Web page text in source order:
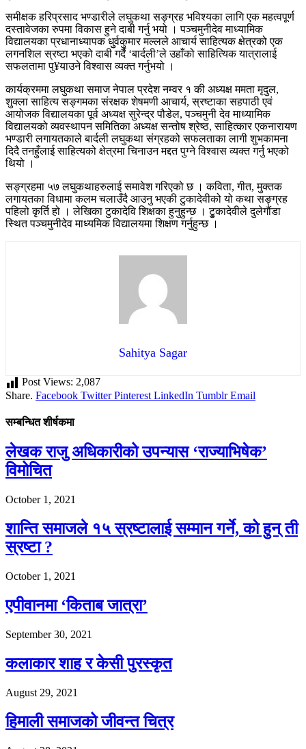
समीक्षक हरिप्रसाद भण्डारीले लघुकथा सङ्ग्रह भविश्यका लागि एक महत्वपूर्ण
दस्तावेजका रुपमा विकास हुने दाबी गर्नु भयो । पञ्चमुनीदेव माध्यामिक
विद्यालयका प्रधानाध्यापक धुुर्वकुमार मल्लले आचार्य साहित्यक क्षेत्रको एक
लगनशिल स्रष्टा भएको दाबी गर्दै ‘बार्दली’ले उहाँको साहित्यिक यात्रालाई
सफलतामा पु¥याउने विश्वास व्यक्त गर्नुभयो ।
कार्यक्रममा लघुकथा समाज नेपाल प्रदेश नम्वर १ की अध्यक्ष ममता मृदुल,
शुक्ला साहित्य सङ्गमका संरक्षक शेषमणी आचार्य, स्रष्टाका सहपाठी एवं
आयोजक विद्यालयका पूर्व अध्यक्ष सुरेन्द्र पौडेल, पञ्चमुनी देव माध्यामिक
विद्यालयको व्यवस्थापन समितिका अध्यक्ष सन्तोष श्रेष्ठ, साहित्कार एकनारायण
भण्डारी लगायतकाले बार्दली लघुकथा संग्रहको सफलताका लागी शुभकामना
दिदै तनहुँलाई साहित्यको क्षेत्रमा चिनाउन मद्दत पुग्ने विश्वास व्यक्त गर्नु भएको
थियो ।
सङ्ग्रहमा ५७ लघुकथाहरुलाई समावेश गरिएको छ । कविता, गीत, मुक्तक
लगायतका विधामा कलम चलाउँदै आउनु भएकी टुकादेवीको यो कथा सङ्ग्रह
पहिलो कृर्ति हो । लेखिका टुकादेवि शिक्षका हुनुहुन्छ । टुृकादेवीले दुलेगौंडा
स्थित पञ्चमुनीदेव माध्यमिक विद्यालयमा शिक्षण गर्नुहुन्छ ।
Sahitya Sagar
Post Views: 2,087
Share. Facebook Twitter Pinterest LinkedIn Tumblr Email
सम्बन्धित शीर्षकमा
लेखक राजु अधिकारीको उपन्यास ‘राज्याभिषेक’
विमोचित
October 1, 2021
शान्ति समाजले १५ स्रष्टालाई सम्मान गर्ने, को हुन् ती
स्रष्टा ?
October 1, 2021
एपीवानमा ‘किताब जात्रा’
September 30, 2021
कलाकार शाह र केसी पुरस्कृत
August 29, 2021
हिमाली समाजको जीवन्त चित्र